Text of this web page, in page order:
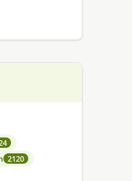
2120